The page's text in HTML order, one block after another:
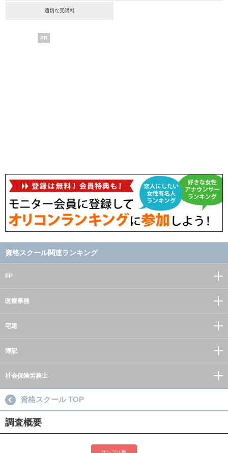
適切な受講料
PR
資格スクール関連ランキング
FP
医療事務
宅建
簿記
社会保険労務士
資格スクール TOP
調査概要